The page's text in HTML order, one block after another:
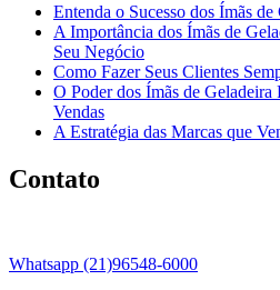
Entenda o Sucesso dos Ímãs de
A Importância dos Ímãs de
Seu Negócio
Como Fazer Seus Clientes
O Poder dos Ímãs de Geladeira
Vendas
A Estratégia das Marcas que
Contato
Whatsapp (21)96548-6000